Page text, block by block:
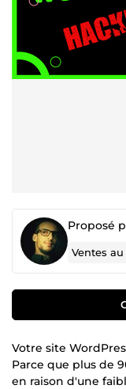
Proposé
Ventes
Votre site
Parce que plus de
en raison d'une